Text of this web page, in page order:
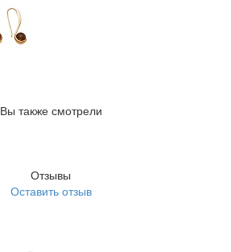
Вы также смотрели
Отзывы
Оставить отзыв